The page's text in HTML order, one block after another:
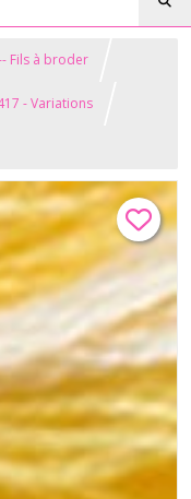
Fils à broder
- Variations